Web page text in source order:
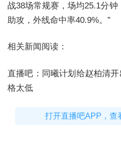
战38场常规赛，场均25.1分
助攻，外线命中率40.9%。”
相关新闻阅读：
直播吧：同曦计划给赵柏清
格太低
打开直播吧APP，查